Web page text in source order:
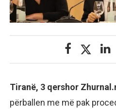
Tiranë, 3 qershor
përballen me më pak